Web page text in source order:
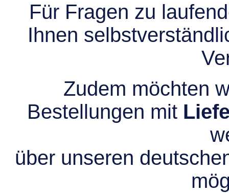
Für Fragen zu
Ihnen
Zudem möchten
Bestellungen mit
über unseren